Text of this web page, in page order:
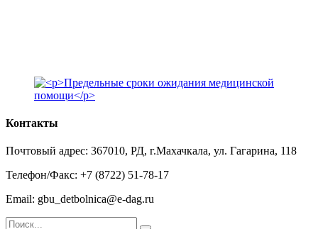
Контакты
Почтовый адрес: 367010, РД, г.Махачкала, ул. Гагарина, 118
Телефон/Факс: +7 (8722) 51-78-17
Email: gbu_detbolnica@e-dag.ru